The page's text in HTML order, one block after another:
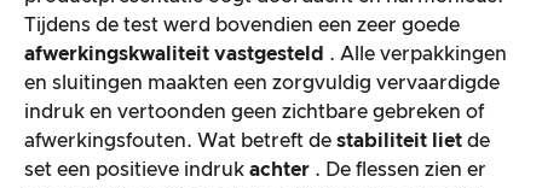
Tijdens de test werd bovendien een zeer goede
afwerkingskwaliteit vastgesteld . Alle verpakkingen
en sluitingen maakten een zorgvuldig vervaardigde
indruk en vertoonden geen zichtbare gebreken of
afwerkingsfouten. Wat betreft de stabiliteit liet de
set een positieve indruk achter . De flessen zien er